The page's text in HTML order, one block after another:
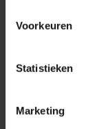
Voorkeuren
Statistieken
Marketing
Cruise only
★ Nu tijdelijk: Tot